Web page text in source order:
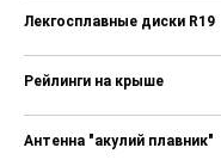
второго
Механизм
второго
второго
Лекгосплавные диски R19
Рейлинги на крыше
Антенна "акулий плавник"